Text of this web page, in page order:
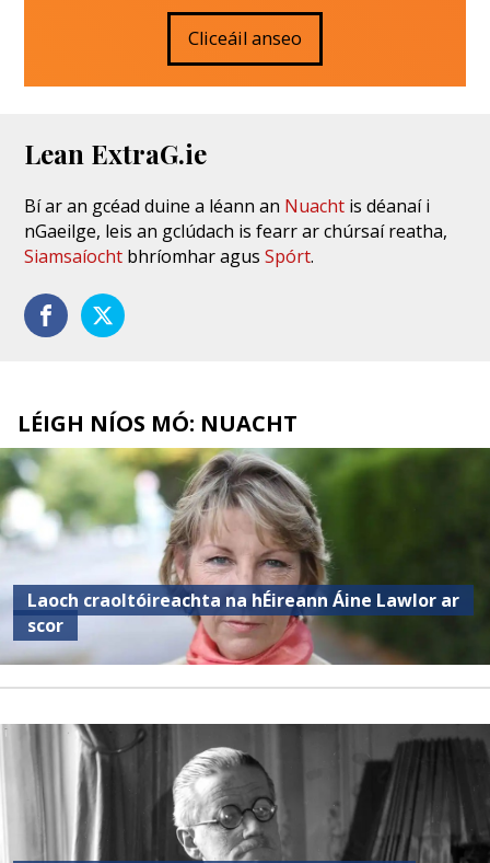
Cliceáil anseo
Lean ExtraG.ie
Bí ar an gcéad duine a léann an Nuacht is déanaí i
nGaeilge, leis an gclúdach is fearr ar chúrsaí reatha,
Siamsaíocht bhríomhar agusSpórt.
LÉIGH NÍOS MÓ: NUACHT
Laoch craoltóireachta na hÉireann Áine Lawlor ar
scor